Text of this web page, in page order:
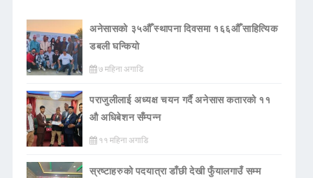
अनेसासको ३५औँ स्थापना दिवसमा १६६औँ साहित्यिक
डबली घन्कियाे
७ महिना अगाडि
पराजुलीलाई अध्यक्ष चयन गर्दै अनेसास कतारको ११
औ अधिबेशन सँम्पन्न
११ महिना अगाडि
स्रष्टाहरुको पदयात्रा डाँछी देखी फुँयालगाउँ सम्म